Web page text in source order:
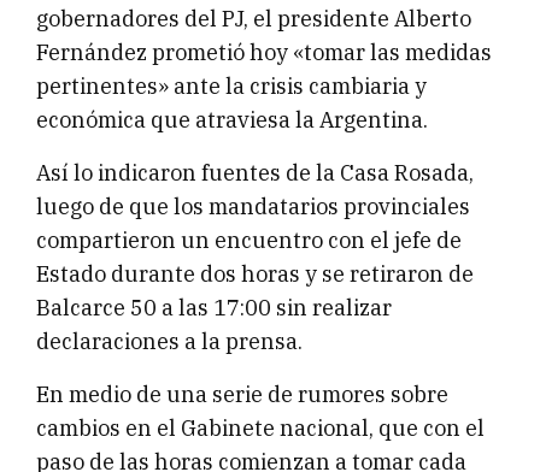
gobernadores del PJ, el presidente Alberto
Fernández prometió hoy «tomar las medidas
pertinentes» ante la crisis cambiaria y
económica que atraviesa la Argentina.
Así lo indicaron fuentes de la Casa Rosada,
luego de que los mandatarios provinciales
compartieron un encuentro con el jefe de
Estado durante dos horas y se retiraron de
Balcarce 50 a las 17:00 sin realizar
declaraciones a la prensa.
En medio de una serie de rumores sobre
cambios en el Gabinete nacional, que con el
paso de las horas comienzan a tomar cada